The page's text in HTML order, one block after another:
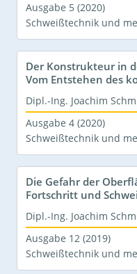
Ausgabe 5 (2020)
Schweißtechnik und
Der Konstrukteur in
Vom Entstehen des
Dipl.-Ing. Joachim
Ausgabe 4 (2020)
Schweißtechnik und
Die Gefahr der
Fortschritt und
Dipl.-Ing. Joachim
Ausgabe 12 (2019)
Schweißtechnik und